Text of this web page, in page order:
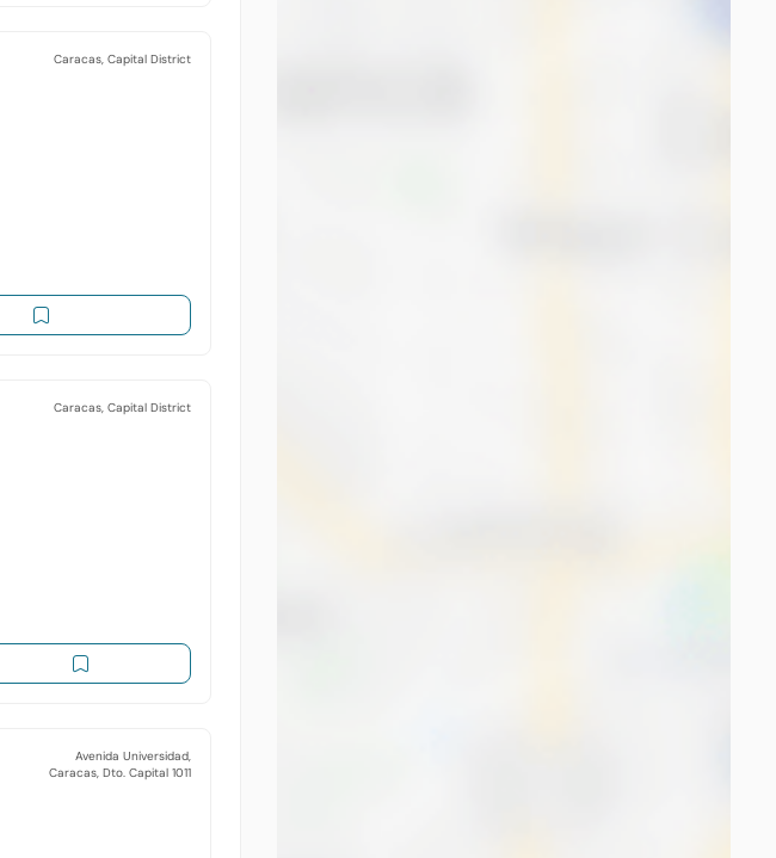
Caracas, Capital District
Caracas, Capital District
Avenida Universidad,
Caracas, Dto. Capital 1011